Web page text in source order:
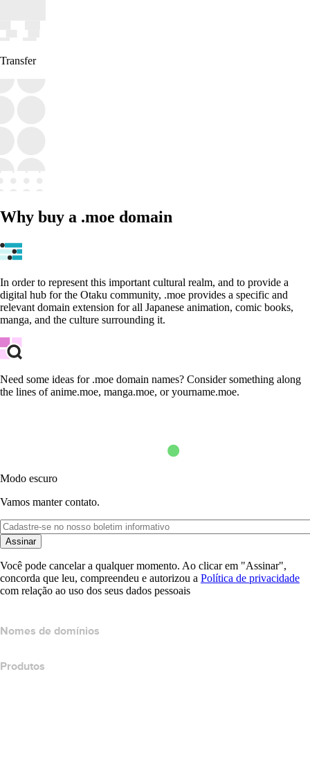
Transfer
Why buy a .moe domain
In order to represent this important cultural realm, and to provide a
digital hub for the Otaku community, .moe provides a specific and
relevant domain extension for all Japanese animation, comic books,
manga, and the culture surrounding it.
Need some ideas for .moe domain names? Consider something along
the lines of anime.moe, manga.moe, or yourname.moe.
Modo escuro
Vamos manter contato.
Assinar
Você pode cancelar a qualquer momento. Ao clicar em "Assinar",
concorda que leu, compreendeu e autorizou a Política de privacidade
com relação ao uso dos seus dados pessoais
Nomes de domínios
Produtos